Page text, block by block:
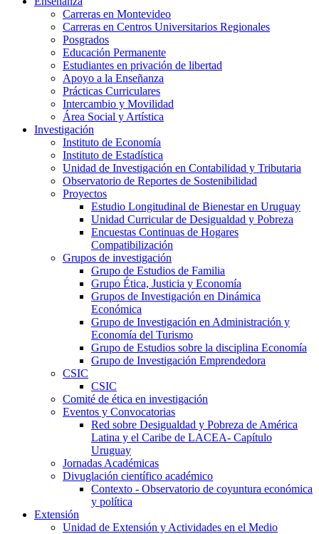
Carreras en Montevideo
Carreras en Centros Universitarios Regionales
Posgrados
Educación Permanente
Estudiantes en privación de libertad
Apoyo a la Enseñanza
Prácticas Curriculares
Intercambio y Movilidad
Área Social y Artística
Investigación
Instituto de Economía
Instituto de Estadística
Unidad de Investigación en Contabilidad y Tributaria
Observatorio de Reportes de Sostenibilidad
Proyectos
Estudio Longitudinal de Bienestar en Uruguay
Unidad Curricular de Desigualdad y Pobreza
Encuestas Continuas de Hogares
Compatibilización
Grupos de investigación
Grupo de Estudios de Familia
Grupo Ética, Justicia y Economía
Grupos de Investigación en Dinámica
Económica
Grupo de Investigación en Administración y
Economía del Turismo
Grupo de Estudios sobre la disciplina Economía
Grupo de Investigación Emprendedora
CSIC
CSIC
Comité de ética en investigación
Eventos y Convocatorias
Red sobre Desigualdad y Pobreza de América
Latina y el Caribe de LACEA- Capítulo
Uruguay
Jornadas Académicas
Divuglación científico académico
Contexto - Observatorio de coyuntura económica
y política
Extensión
Unidad de Extensión y Actividades en el Medio